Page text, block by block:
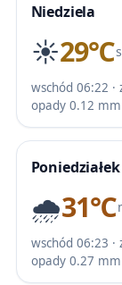
Niedziela
☀️29℃
wschód 06:22
opady 0.12 mm
Poniedziałek
🌧️31℃
wschód 06:23
opady 0.27